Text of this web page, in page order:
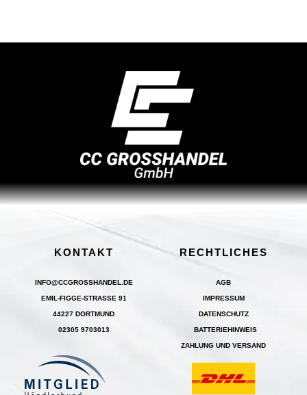
KONTAKT
INFO@CCGROSSHANDEL.DE
EMIL-FIGGE-STRASSE 91
44227 DORTMUND
02305 9703013
RECHTLICHES
AGB
IMPRESSUM
DATENSCHUTZ
BATTERIEHINWEIS
ZAHLUNG UND VERSAND